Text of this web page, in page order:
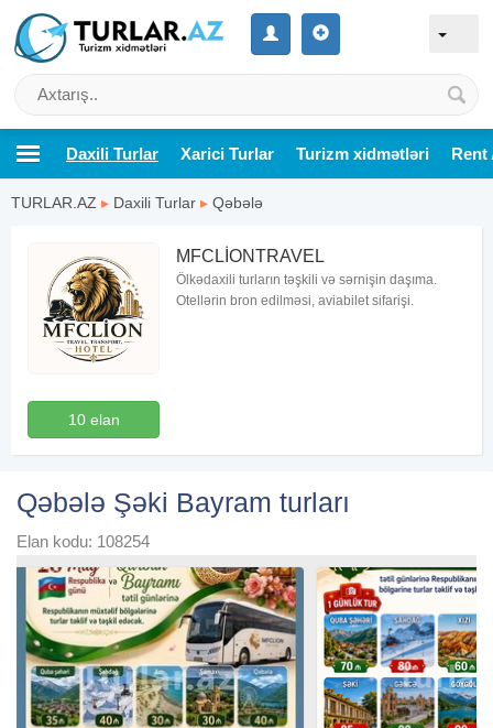
Daxili Turlar Xarici Turlar Turizm xidmətləri Rent
TURLAR.AZ ▸ Daxili Turlar ▸ Qəbələ
10 elan
MFCLİONTRAVEL
Ölkədaxili turların təşkili və sərnişin daşıma.
Otellərin bron edilməsi, aviabilet sifarişi.
Qəbələ Şəki Bayram turları
Elan kodu: 108254